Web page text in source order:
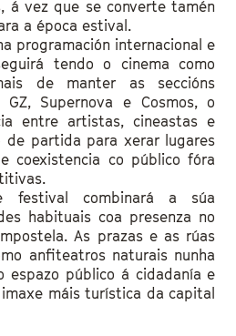
á vez que se converte tamén
a época estival.
programación internacional e
tendo o cinema como
de manter as seccións
Supernova e Cosmos, o
entre artistas, cineastas e
de partida para xerar lugares
coexistencia co público fóra
festival combinará a súa
habituais coa presenza no
As prazas e as rúas
anfiteatros naturais nunha
espazo público á cidadanía e
máis turística da capital